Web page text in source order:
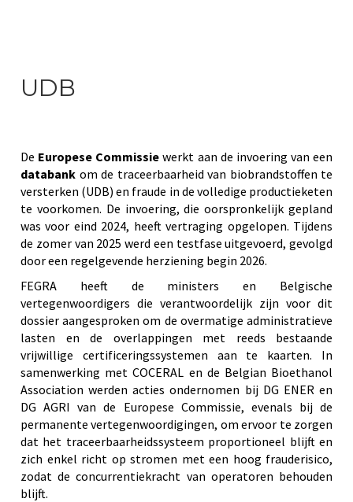
UDB
De Europese Commissie werkt aan de invoering van een
databank om de traceerbaarheid van biobrandstoffen te
versterken (UDB) en fraude in de volledige productieketen
te voorkomen. De invoering, die oorspronkelijk gepland
was voor eind 2024, heeft vertraging opgelopen. Tijdens
de zomer van 2025 werd een testfase uitgevoerd, gevolgd
door een regelgevende herziening begin 2026.
FEGRA heeft de ministers en Belgische
vertegenwoordigers die verantwoordelijk zijn voor dit
dossier aangesproken om de overmatige administratieve
lasten en de overlappingen met reeds bestaande
vrijwillige certificeringssystemen aan te kaarten. In
samenwerking met COCERAL en de Belgian Bioethanol
Association werden acties ondernomen bij DG ENER en
DG AGRI van de Europese Commissie, evenals bij de
permanente vertegenwoordigingen, om ervoor te zorgen
dat het traceerbaarheidssysteem proportioneel blijft en
zich enkel richt op stromen met een hoog frauderisico,
zodat de concurrentiekracht van operatoren behouden
blijft.